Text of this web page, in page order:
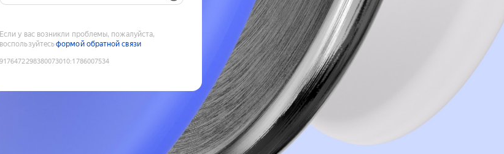
Если у вас возникли проблемы, пожалуйста,
воспользуйтесьформой обратной связи
9176472298380073010:1786007534